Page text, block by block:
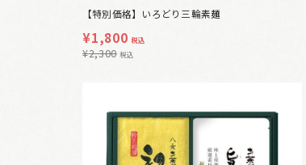
【特別価格】いろどり三輪素麺
¥1,800 税込
¥2,300 税込